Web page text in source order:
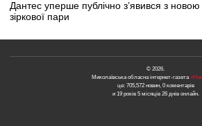
Дантес уперше публічно з’явився з
зіркової пари
© 2026.
Миколаївська обласна інтернет-газета
це: 705,572 новин, 0 коментарів
и 19 років 5 місяців 26 днів онлайн.